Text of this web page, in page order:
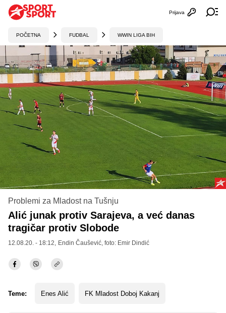
Otvori
Prijava
POČETNA FUDBAL WWIN LIGA BIH
Problemi za Mladost na Tušnju
Alić junak protiv Sarajeva, a već danas
tragičar protiv Slobode
12.08.20. - 18:12, Endin Čaušević, foto: Emir Dindić
Teme: Enes Alić FK Mladost Doboj Kakanj